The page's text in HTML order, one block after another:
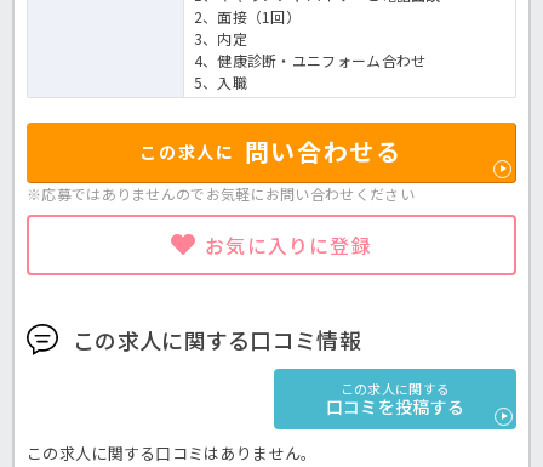
2、面接（1回）
3、内定
4、健康診断・ユニフォーム合わせ
5、入職
この求人に 問い合わせる
※応募ではありませんのでお気軽にお問い合わせください
お気に入りに登録
この求人に関する口コミ情報
この求人に関する
口コミを投稿する
この求人に関する口コミはありません。